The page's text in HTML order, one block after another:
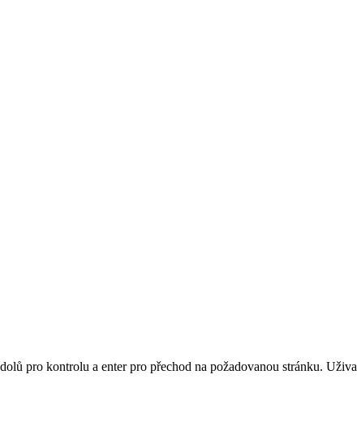
pro kontrolu a enter pro přechod na požadovanou stránku.